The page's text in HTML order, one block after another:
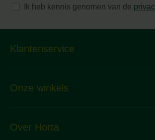
Ik heb kennis genomen van de
Klantenservice
Onze winkels
Over Horta